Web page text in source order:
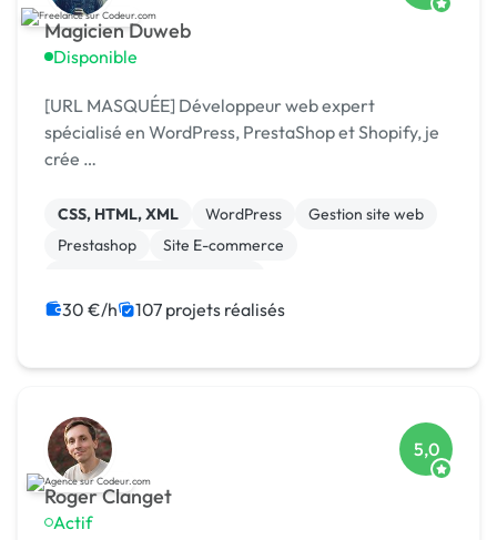
Magicien Duweb
Disponible
[URL MASQUÉE] Développeur web expert
spécialisé en WordPress, PrestaShop et Shopify, je
crée …
CSS, HTML, XML WordPress
Gestion site web
Prestashop
Site E-commerce
Création de site internet
WooCommerce
30 €/h 107 projets réalisés
Roger Clanget
Actif
5,0